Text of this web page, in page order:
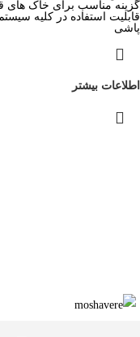
گزینه مناسب برای خاک های
قابلیت استفاده در کلیه
پاشی
اطلاعات بیشتر